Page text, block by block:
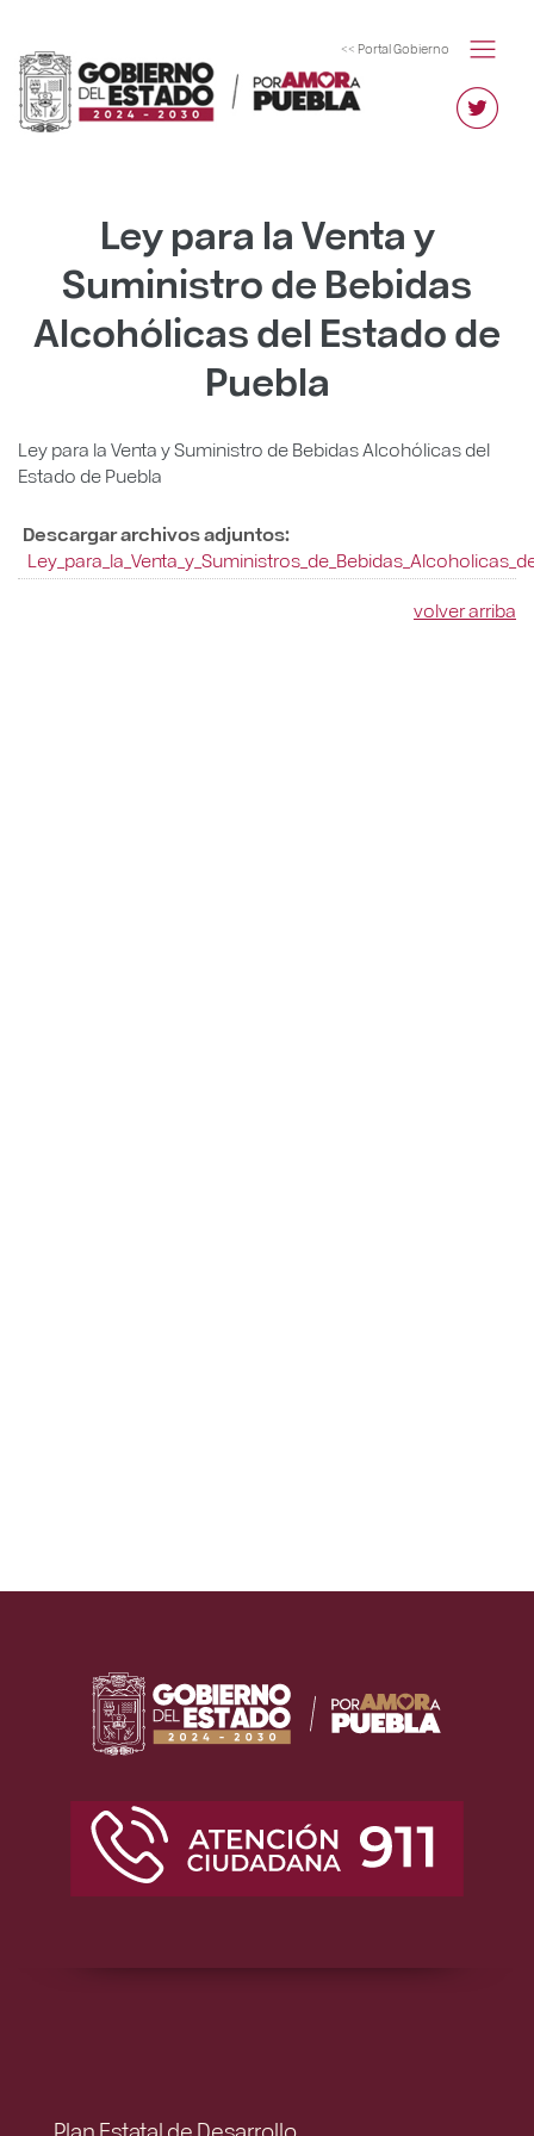
<< Portal Gobierno
Ley para la Venta y
Suministro de Bebidas
Alcohólicas del Estado de
Puebla
Ley para la Venta y Suministro de Bebidas Alcohólicas del
Estado de Puebla
Descargar archivos adjuntos:
volver arriba
Plan Estatal de Desarrollo